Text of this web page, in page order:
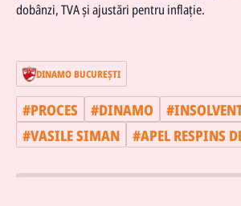
dobânzi, TVA și ajustări pentru inflație.
DINAMO BUCUREŞTI
#PROCES #DINAMO #
#VASILE SIMAN #APEL RESPINS